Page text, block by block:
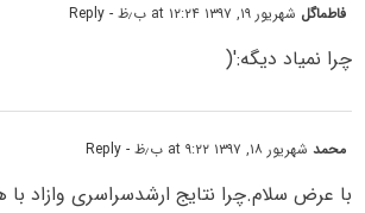
فاطماگل شهریور ۱۹, ۱۳۹۷ at ۱۲:۲۴ ب٫ظ - Reply
چرا نمیاد دیگه:'(
محمدشهریور ۱۸, ۱۳۹۷ at ۹:۲۲ ب٫ظ - Reply
با عرض سلام.چرا نتایج ارشدسراسری وازاد